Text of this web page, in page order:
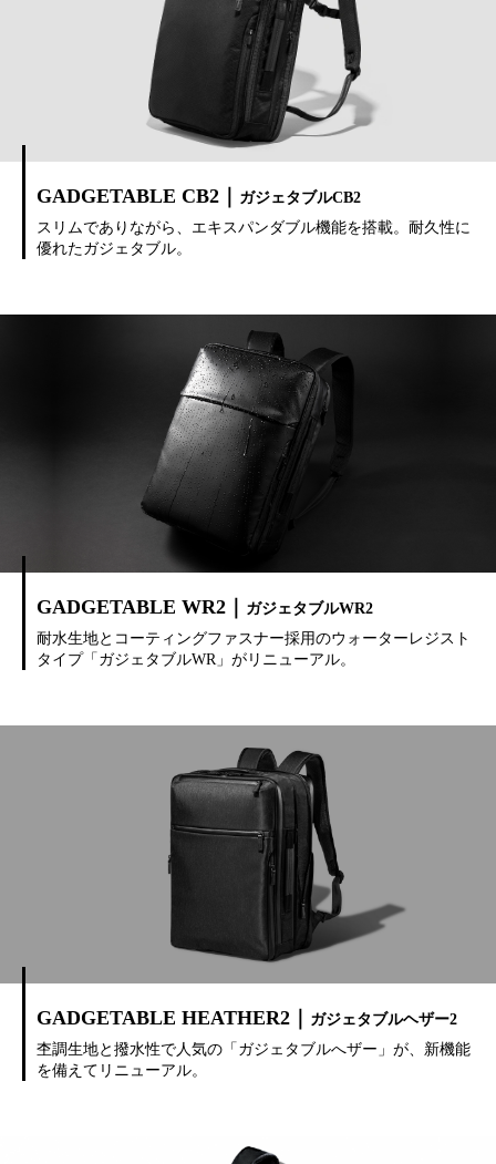
GADGETABLE CB2｜
ガジェタブルCB2
スリムでありながら、エキスパンダブル機能を搭載。耐久性に
優れたガジェタブル。
GADGETABLE WR2｜
ガジェタブルWR2
耐水生地とコーティングファスナー採用のウォーターレジスト
タイプ「ガジェタブルWR」がリニューアル。
GADGETABLE HEATHER2｜
ガジェタブルヘザー2
杢調生地と撥水性で人気の「ガジェタブルへザー」が、新機能
を備えてリニューアル。